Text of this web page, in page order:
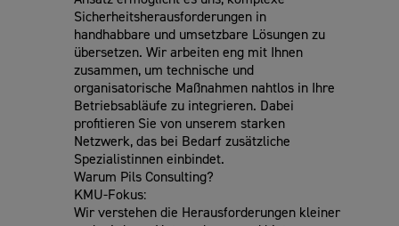
Sicherheitsherausforderungen in
handhabbare und umsetzbare Lösungen zu
übersetzen. Wir arbeiten eng mit Ihnen
zusammen, um technische und
organisatorische Maßnahmen nahtlos in Ihre
Betriebsabläufe zu integrieren. Dabei
profitieren Sie von unserem starken
Netzwerk, das bei Bedarf zusätzliche
Spezialistinnen einbindet.
Warum Pils Consulting?
KMU-Fokus:
Wir verstehen die Herausforderungen kleiner